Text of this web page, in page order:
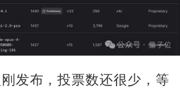
发布，投票数还很少，等